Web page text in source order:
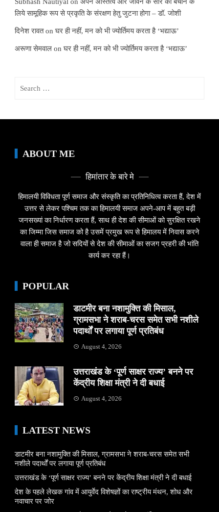
लिये सामूहिक रूप से प्रकृति के संरक्षण हेतु जुटना होगा – डॉ. जोशी
दिनेश रावतonघर ही नहीं, मन को भी ज्योर्तिमय करता है ‘भद्याऊ’
अरूणा सेमवाल onघर ही नहीं, मन को भी ज्योर्तिमय करता है ‘भद्याऊ’
ABOUT ME
हिमांतार के बारे मे
हिमालयी विविधता पूर्ण समाज और संस्कृति का प्रतिनिधित्व करता हैं, देश में
उत्तर से लेकर पश्चिम तक का हिमालयी समाज अपने-आप में बहुत बड़ी
जनसख्यां का निर्धारण करता हैं, साथ ही देश की सीमाओं को सुरक्षित रखने
का जिम्मा जिस समाज को है उसमें प्रमुख रूप से हिमालय में निवास करने
वाला ही समाज है जो सदियों से देश की सीमाओं का सजग प्रहरी की भांति
कार्य कर रहा हैं।
POPULAR
डाटमीर बना नशामुक्ति की मिसाल,
ग्रामसभा ने शराब-चरस समेत सभी नशीले
पदार्थों पर लगाया पूर्ण प्रतिबंध
August 4, 2026
उत्तराखंड के ‘पूर्ण साक्षर राज्य’ बनने पर
केंद्रीय शिक्षा मंत्री ने दी बधाई
August 4, 2026
LATEST NEWS
डाटमीर बना नशामुक्ति की मिसाल, ग्रामसभा ने शराब-चरस समेत सभी
नशीले पदार्थों पर लगाया पूर्ण प्रतिबंध
उत्तराखंड के ‘पूर्ण साक्षर राज्य’ बनने पर केंद्रीय शिक्षा मंत्री ने दी बधाई
देश के पहले लेखक गांव में आयुर्वेद विशेषज्ञों का राष्ट्रीय मंथन, शोध और
नवाचार पर जोर